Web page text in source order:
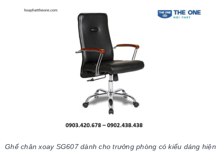
Ghế chân xoay SG607 dành cho trưởng phòng có kiểu dáng hiện